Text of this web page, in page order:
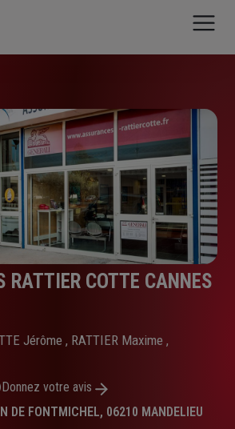
RATTIER COTTE CANNES
Jérôme , RATTIER Maxime ,
Donnez votre avis
DE FONTMICHEL, 06210 MANDELIEU